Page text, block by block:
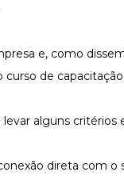
e, como
de
alguns critérios
direta com o